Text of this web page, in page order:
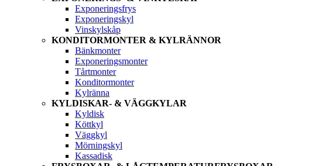
Exponeringsfrys
Exponeringskyl
Vinskylskåp
KONDITORMONTER & KYLRÄNNOR
Bänkmonter
Exponeringsmonter
Tårtmonter
Konditormonter
Kylränna
KYLDISKAR- & VÄGGKYLAR
Kyldisk
Köttkyl
Väggkyl
Mörningskyl
Kassadisk